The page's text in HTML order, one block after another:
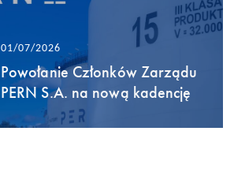
01/07/2026
Powołanie Członków Zarządu
PERN S.A. na nową kadencję